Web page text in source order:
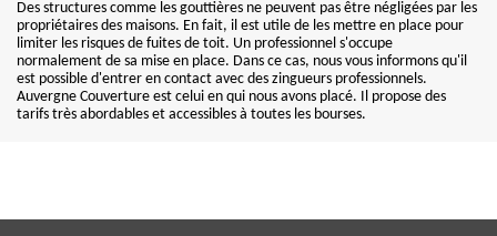
Des structures comme les gouttières ne peuvent pas être négligées par les
propriétaires des maisons. En fait, il est utile de les mettre en place pour
limiter les risques de fuites de toit. Un professionnel s'occupe
normalement de sa mise en place. Dans ce cas, nous vous informons qu'il
est possible d'entrer en contact avec des zingueurs professionnels.
Auvergne Couverture est celui en qui nous avons placé. Il propose des
tarifs très abordables et accessibles à toutes les bourses.